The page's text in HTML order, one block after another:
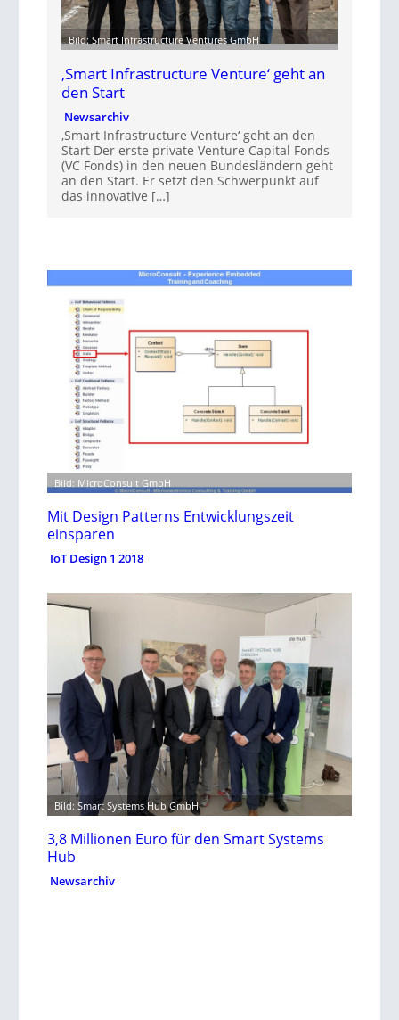
Bild: Smart Infrastructure Ventures GmbH
‚Smart Infrastructure Venture‘ geht an
den Start
Newsarchiv
‚Smart Infrastructure Venture‘ geht an den
Start Der erste private Venture Capital Fonds
(VC Fonds) in den neuen Bundesländern geht
an den Start. Er setzt den Schwerpunkt auf
das innovative […]
Bild: MicroConsult GmbH
Mit Design Patterns Entwicklungszeit
einsparen
IoT Design 1 2018
Bild: Smart Systems Hub GmbH
3,8 Millionen Euro für den Smart Systems
Hub
Newsarchiv